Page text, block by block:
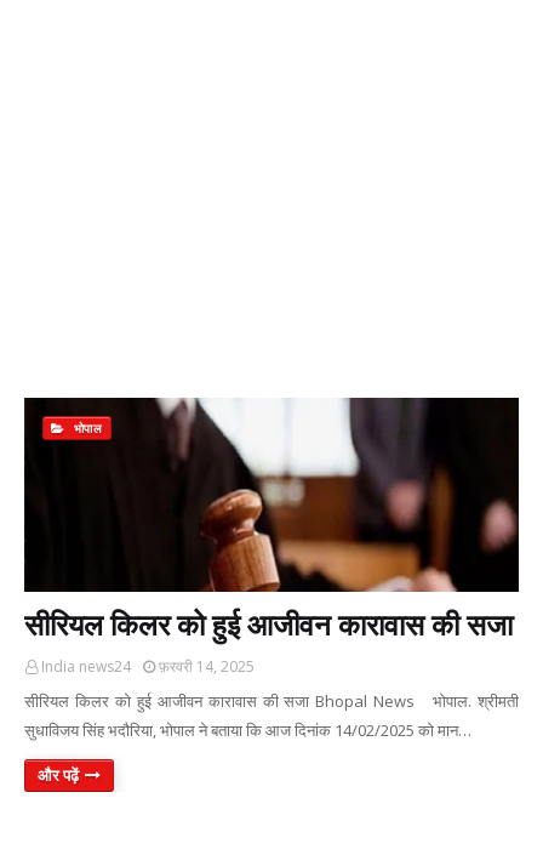
भोपाल
सीरियल किलर को हुई आजीवन कारावास की सजा
India news24 फ़रवरी 14, 2025
सीरियल किलर को हुई आजीवन कारावास की सजा Bhopal News भोपाल. श्रीमती
सुधाविजय सिंह भदौरिया, भोपाल ने बताया कि आज दिनांक 14/02/2025 को मान…
और पढ़ें